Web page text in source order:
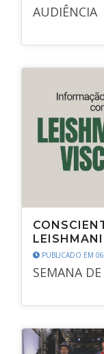
AUDIÊNCIA
PUBLICADO EM
SEMANA